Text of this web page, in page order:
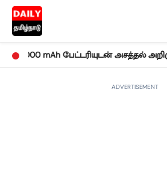
mAh பேட்டரியுடன் அசத்தல் அறிமுகம்! •
ADVERTISEMENT